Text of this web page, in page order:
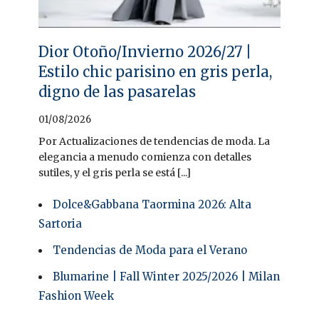
Dior Otoño/Invierno 2026/27 |
Estilo chic parisino en gris perla,
digno de las pasarelas
01/08/2026
Por Actualizaciones de tendencias de moda. La
elegancia a menudo comienza con detalles
sutiles, y el gris perla se está [...]
Dolce&Gabbana Taormina 2026: Alta
Sartoria
Tendencias de Moda para el Verano
Blumarine | Fall Winter 2025/2026 | Milan
Fashion Week